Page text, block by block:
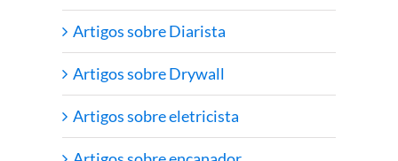
Artigos sobre Diarista
Artigos sobre Drywall
Artigos sobre eletricista